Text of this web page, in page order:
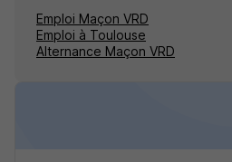
Emploi Maçon VRD
Emploi à Toulouse
Alternance Maçon VRD